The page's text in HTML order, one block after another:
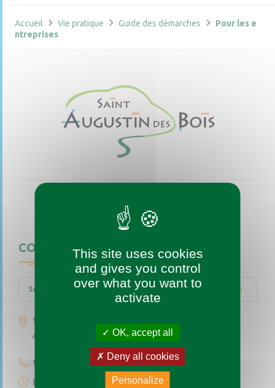
Accueil Vie pratique Guide des démarches
Pour les e
ntreprises
CONTACTEZ-NOUS
Saint-Augustin-des-Bois
1 place de l’église
49170 Saint-Augustin-des-Bois
02 41 77 04 49
Lundi au vendredi de 9h à 12h
This site uses cookies
and gives you control
over what you want to
activate
OK, accept all
Deny all cookies
Personalize